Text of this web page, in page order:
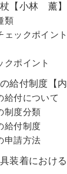
【小林 薰】
類
ックポイン
ポイント
付制度【内
付について
度分類
付制度
請方法
装着におけ